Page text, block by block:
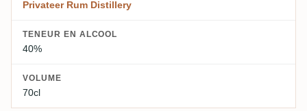
Privateer Rum Distillery
TENEUR EN ALCOOL
40%
VOLUME
70cl